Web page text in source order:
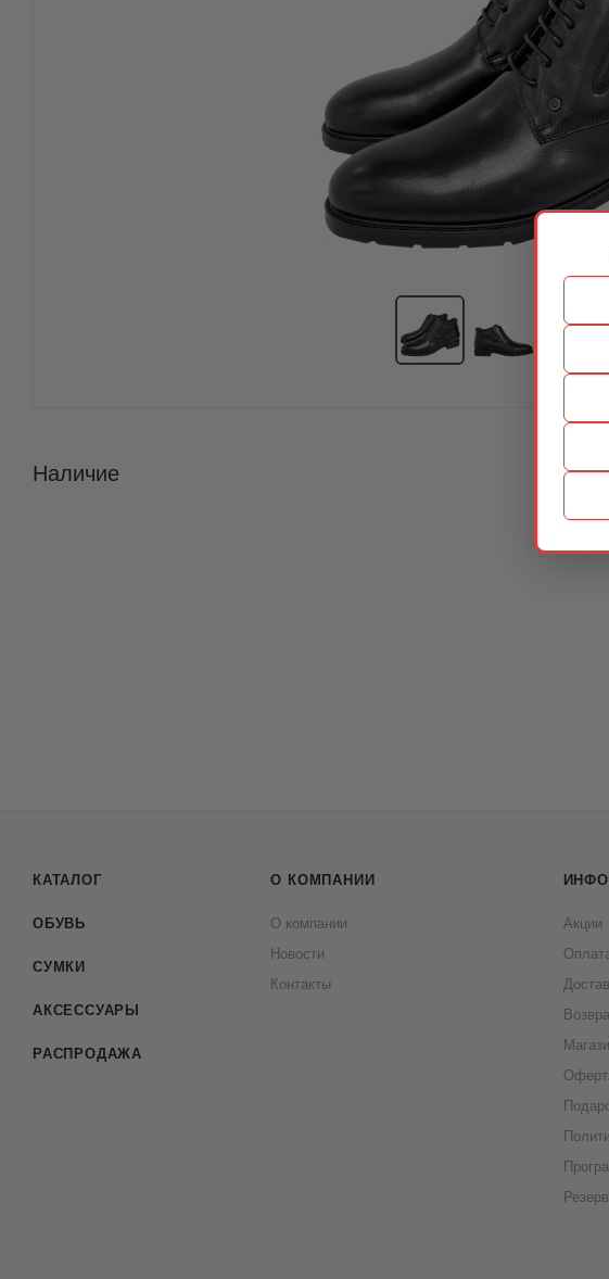
Наличие
КАТАЛОГ
ОБУВЬ
СУМКИ
АКСЕССУАРЫ
РАСПРОДАЖА
О КОМПАНИИ
О компании
Новости
Контакты
Акции